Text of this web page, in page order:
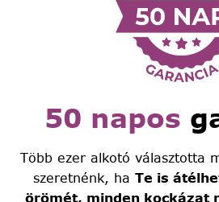
50 napos
Több ezer alkotó választotta
szeretnénk, ha Te is
örömét, minden kockázat